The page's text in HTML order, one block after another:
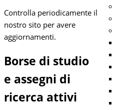
Controlla periodicamente il
nostro sito per avere
aggiornamenti.
Borse di studio
e assegni di
ricerca attivi